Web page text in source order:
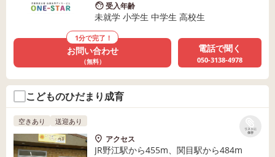
受入年齢
未就学 小学生 中学生 高校生
1分で完了！
お問い合わせ
（無料）
電話で聞く
050-3138-4978
こどものひだまり成育
リストに
保存
空きあり 送迎あり
アクセス
JR野江駅から455m、関目駅から484m